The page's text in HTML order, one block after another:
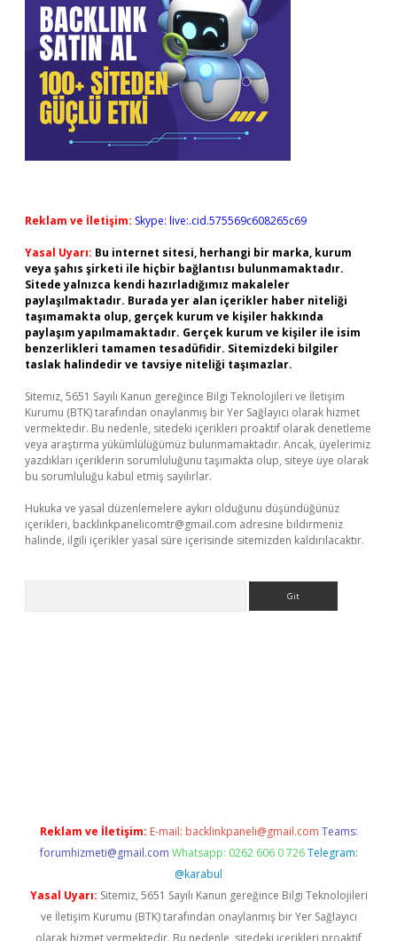
Reklam ve İletişim: Skype: live:.cid.575569c608265c69
Yasal Uyarı: Bu internet sitesi, herhangi bir marka, kurum
veya şahıs şirketi ile hiçbir bağlantısı bulunmamaktadır.
Sitede yalnızca kendi hazırladığımız makaleler
paylaşılmaktadır. Burada yer alan içerikler haber niteliği
taşımamakta olup, gerçek kurum ve kişiler hakkında
paylaşım yapılmamaktadır. Gerçek kurum ve kişiler ile isim
benzerlikleri tamamen tesadüfidir. Sitemizdeki bilgiler
taslak halindedir ve tavsiye niteliği taşımazlar.
Sitemiz, 5651 Sayılı Kanun gereğince Bilgi Teknolojileri ve İletişim
Kurumu (BTK) tarafından onaylanmış bir Yer Sağlayıcı olarak hizmet
vermektedir. Bu nedenle, sitedeki içerikleri proaktif olarak denetleme
veya araştırma yükümlülüğümüz bulunmamaktadır. Ancak, üyelerimiz
yazdıkları içeriklerin sorumluluğunu taşımakta olup, siteye üye olarak
bu sorumluluğu kabul etmiş sayılırlar.
Hukuka ve yasal düzenlemelere aykırı olduğunu düşündüğünüz
içerikleri, backlinkpanelicomtr@gmail.com adresine bildirmeniz
halinde, ilgili içerikler yasal süre içerisinde sitemizden kaldırılacaktır.
Reklam ve İletişim: E-mail: backlinkpaneli@gmail.com Teams:
forumhizmeti@gmail.com Whatsapp: 0262 606 0 726 Telegram:
@karabul
Yasal Uyarı: Sitemiz, 5651 Sayılı Kanun gereğince Bilgi Teknolojileri
ve İletişim Kurumu (BTK) tarafından onaylanmış bir Yer Sağlayıcı
olarak hizmet vermektedir. Bu nedenle, sitedeki içerikleri proaktif